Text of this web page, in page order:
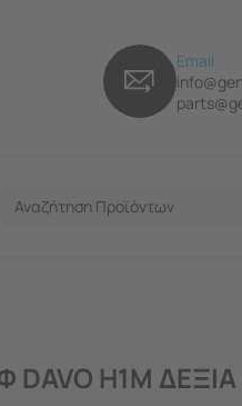
Email
H1M